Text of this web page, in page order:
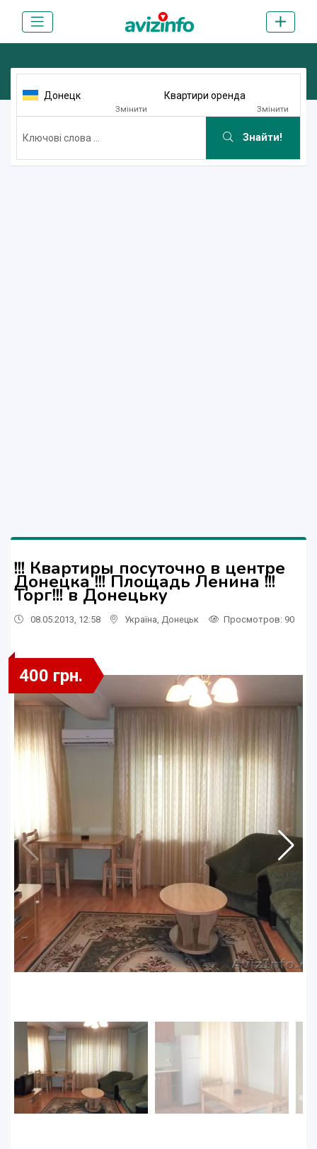
Донецк
Змінити
Квартири оренда
Змінити
Знайти!
!!! Квартиры посуточно в центре
Донецка !!! Площадь Ленина !!!
Торг!!! в Донецьку
08.05.2013, 12:58 Україна Донецьк Просмотров: 90
400 грн.